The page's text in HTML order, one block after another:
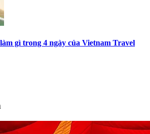
gì trong 4 ngày của Vietnam Travel